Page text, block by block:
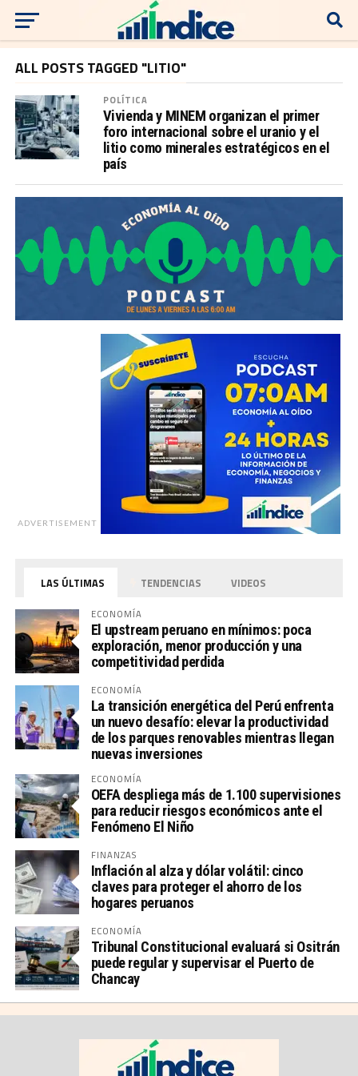
ALL POSTS TAGGED "LITIO"
POLÍTICA
Vivienda y MINEM organizan el primer
foro internacional sobre el uranio y el
litio como minerales estratégicos en el
país
ADVERTISEMENT
LAS ÚLTIMAS TENDENCIAS VIDEOS
ECONOMÍA
El upstream peruano en mínimos: poca
exploración, menor producción y una
competitividad perdida
ECONOMÍA
La transición energética del Perú enfrenta
un nuevo desafío: elevar la productividad
de los parques renovables mientras llegan
nuevas inversiones
ECONOMÍA
OEFA despliega más de 1.100 supervisiones
para reducir riesgos económicos ante el
Fenómeno El Niño
FINANZAS
Inflación al alza y dólar volátil: cinco
claves para proteger el ahorro de los
hogares peruanos
ECONOMÍA
Tribunal Constitucional evaluará si Ositrán
puede regular y supervisar el Puerto de
Chancay